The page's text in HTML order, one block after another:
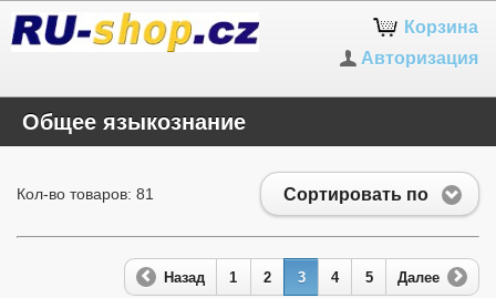
Корзина
Авторизация
Общее языкознание
Сортировать по
Кол-во товаров: 81
Назад 1 2 3 4 5 Далее